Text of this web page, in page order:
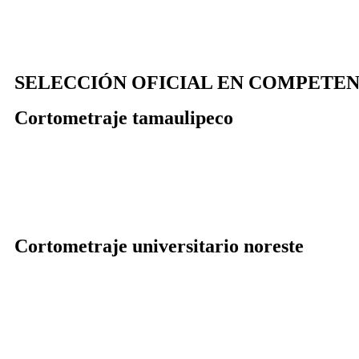
SELECCIÓN OFICIAL EN
Cortometraje tamaulipeco
Cortometraje universitario noreste